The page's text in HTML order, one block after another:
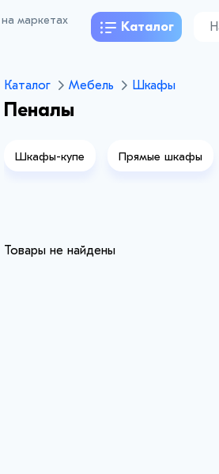
на маркетах
Каталог
Каталог Мебель Шкафы
Пеналы
Шкафы-купе Прямые шкафы
Товары не найдены